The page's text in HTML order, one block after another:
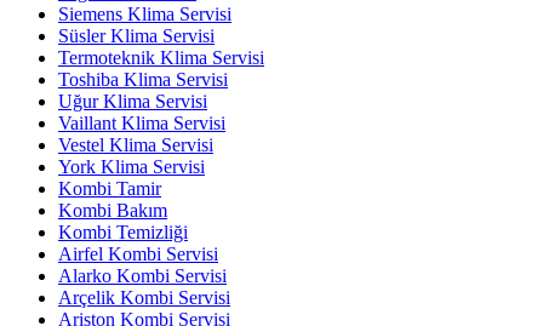
Siemens Klima Servisi
Süsler Klima Servisi
Termoteknik Klima Servisi
Toshiba Klima Servisi
Uğur Klima Servisi
Vaillant Klima Servisi
Vestel Klima Servisi
York Klima Servisi
Kombi Tamir
Kombi Bakım
Kombi Temizliği
Airfel Kombi Servisi
Alarko Kombi Servisi
Arçelik Kombi Servisi
Ariston Kombi Servisi